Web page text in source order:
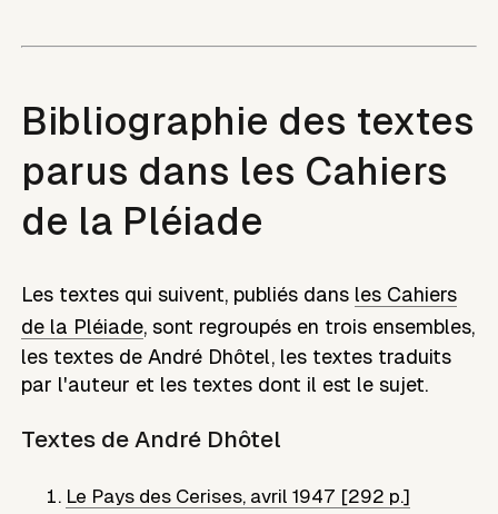
Bibliographie des textes
parus dans les Cahiers
de la Pléiade
Les textes qui suivent, publiés dans les Cahiers
de la Pléiade, sont regroupés en trois ensembles,
les textes de André Dhôtel, les textes traduits
par l'auteur et les textes dont il est le sujet.
Textes de André Dhôtel
Le Pays des Cerises, avril 1947 [292 p.]